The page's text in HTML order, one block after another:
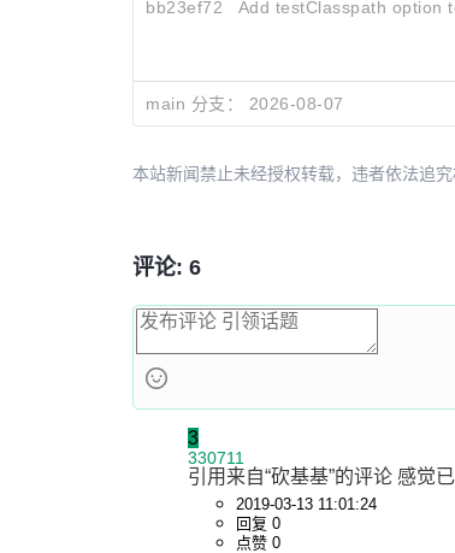
bb23ef72
Add testClasspath option
main 分支： 2026-08-07
本站新闻禁止未经授权转载，违者依法追
评论: 6
3
330711
引用来自“砍基基”的评论 感觉
2019-03-13 11:01:24
回复 0
点赞 0